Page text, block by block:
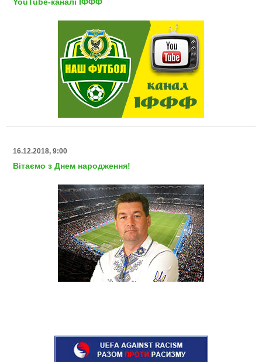
16.12.2018, 9:00
Вітаємо з Днем народження!